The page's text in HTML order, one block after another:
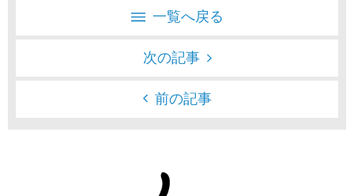
一覧へ戻る
次の記事
前の記事